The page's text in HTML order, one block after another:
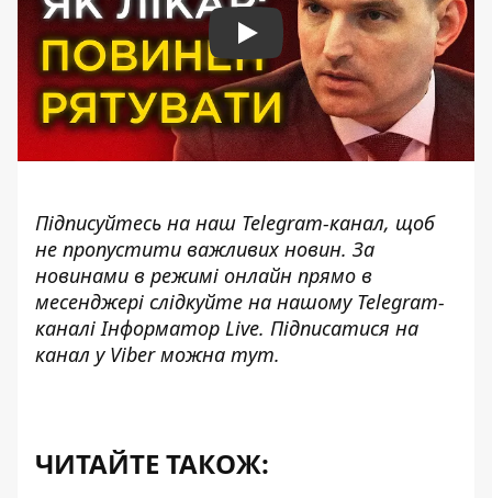
Play
Підписуйтесь на наш Telegram-канал, щоб
не пропустити важливих новин. За
новинами в режимі онлайн прямо в
месенджері слідкуйте на нашому Telegram-
каналіІнформатор Live. Підписатися на
канал у Viber можна тут.
ЧИТАЙТЕ ТАКОЖ: